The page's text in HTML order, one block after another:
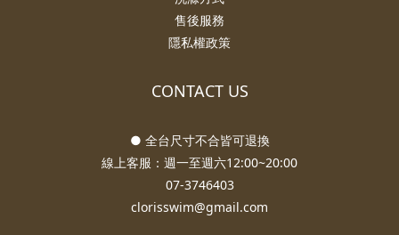
售後服務
隱私權政策
CONTACT US
● 全台尺寸不合皆可退換
線上客服：週一至週六12:00~20:00
07-3746403
clorisswim@gmail.com